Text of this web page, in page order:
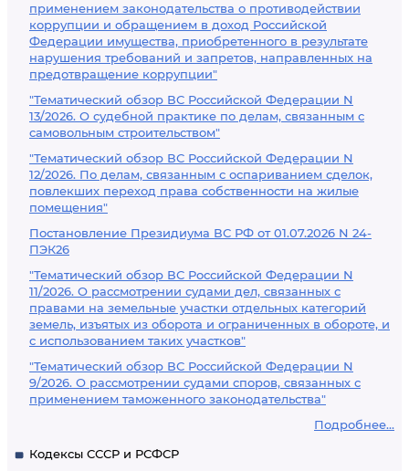
применением законодательства о противодействии
коррупции и обращением в доход Российской
Федерации имущества, приобретенного в результате
нарушения требований и запретов, направленных на
предотвращение коррупции"
"Тематический обзор ВС Российской Федерации N
13/2026. О судебной практике по делам, связанным с
самовольным строительством"
"Тематический обзор ВС Российской Федерации N
12/2026. По делам, связанным с оспариванием сделок,
повлекших переход права собственности на жилые
помещения"
Постановление Президиума ВС РФ от 01.07.2026 N 24-
ПЭК26
"Тематический обзор ВС Российской Федерации N
11/2026. О рассмотрении судами дел, связанных с
правами на земельные участки отдельных категорий
земель, изъятых из оборота и ограниченных в обороте, и
с использованием таких участков"
"Тематический обзор ВС Российской Федерации N
9/2026. О рассмотрении судами споров, связанных с
применением таможенного законодательства"
Подробнее...
Кодексы СССР и РСФСР